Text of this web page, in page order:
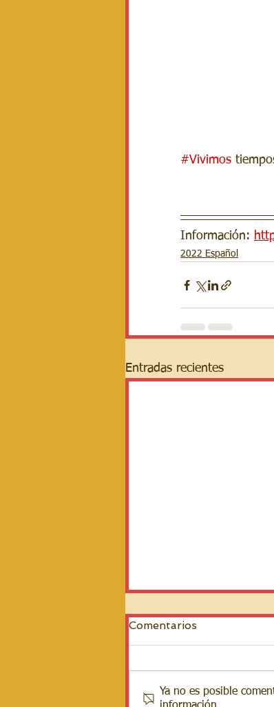
#Vivimos
Información:
2022 Español
Entradas recientes
Comentarios
Ya no es posible